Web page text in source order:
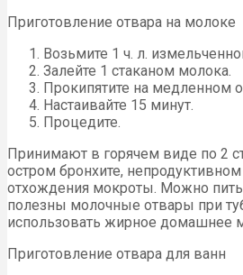
Приготовление отвара на молоке
Возьмите 1 ч. л.
Залейте 1 стаканом молока.
Прокипятите на медленном
Настаивайте 15 минут.
Процедите.
Принимают в горячем виде по 2
остром бронхите,
отхождения мокроты. Можно
полезны молочные отвары при
использовать жирное домашнее
Приготовление отвара для ванн